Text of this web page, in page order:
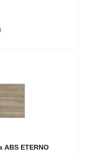
ABS ETERNO